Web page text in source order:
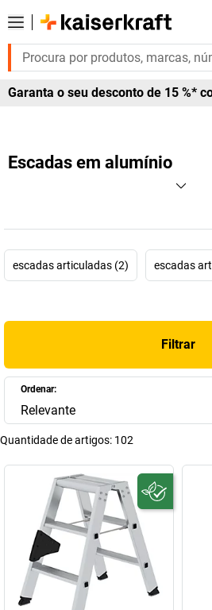
Garanta o seu desconto de 15 %*
Escadas em alumínio
escadas articuladas (2) escadas
Filtrar
Ordenar:
Relevante
Quantidade de artigos: 102